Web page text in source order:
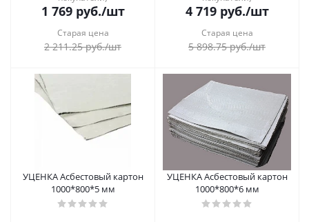
1 769руб./шт
Старая цена
2 211.25руб./шт
4 719руб./шт
Старая цена
5 898.75руб./шт
УЦЕНКА Асбестовый картон
1000*800*5 мм
УЦЕНКА Асбестовый картон
1000*800*6 мм